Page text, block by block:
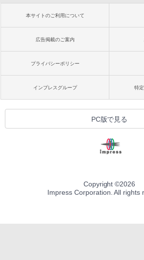
本サイトのご利用について
広告掲載のご案内
プライバシーポリシー
インプレスグループ 特
PC版で見る
Copyright ©2026
Impress Corporation. All rights